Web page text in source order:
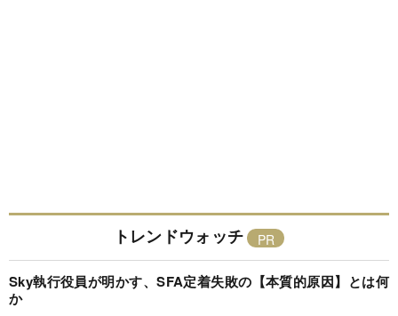
トレンドウォッチ
Sky執行役員が明かす、SFA定着失敗の【本質的原因】とは何
か